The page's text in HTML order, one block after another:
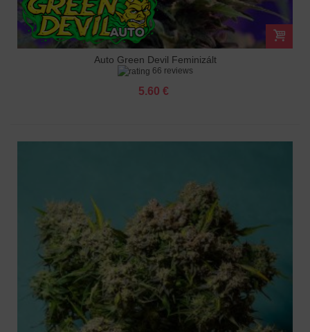
Auto Green Devil Feminizált
66 reviews
5.60 €